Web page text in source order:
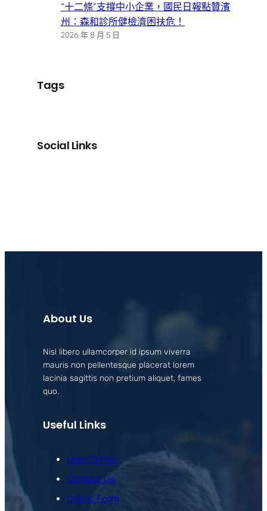
“十二條”支撐中小企業，國民日報點贊濱
州：森和診所健檢濟困扶危！
2026 年 8 月 5 日
Tags
Social Links
About Us
Nisl libero ullamcorper id ipsum viverra
mauris non pellentesque placerat lorem
lacinia sagittis non pretium aliquet, fames
quo.
Useful Links
Help Center
Contact Us
Online Form